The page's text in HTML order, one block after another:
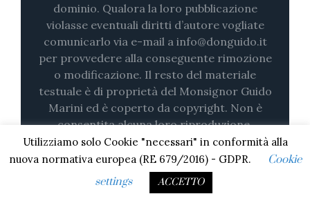
dominio. Qualora la loro pubblicazione
violasse eventuali diritti d’autore vogliate
comunicarlo via e-mail a info@donguido.it
per provvedere alla conseguente rimozione
o modificazione. Il resto del materiale
testuale è di proprietà del Monsignor Guido
Marini ed è coperto da copyright. Non è
consentita alcuna loro riproduzione,
nemmeno parziale (su stampa o in digitale)
senza il consenso esplicito.
Utilizziamo solo Cookie "necessari" in conformità alla
nuova normativa europea (RE 679/2016) - GDPR.
Cookie
settings
ACCETTO